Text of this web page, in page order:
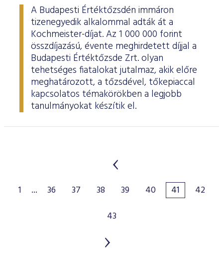
A Budapesti Értéktőzsdén immáron
tizenegyedik alkalommal adták át a
Kochmeister-díjat. Az 1 000 000 forint
összdíjazású, évente meghirdetett díjjal a
Budapesti Értéktőzsde Zrt. olyan
tehetséges fiatalokat jutalmaz, akik előre
meghatározott, a tőzsdével, tőkepiaccal
kapcsolatos témakörökben a legjobb
tanulmányokat készítik el.
1 ... 36 37 38 39 40 41
42
43